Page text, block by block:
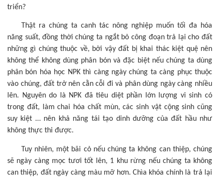
triển?
Thật ra chúng ta canh tác nông nghiệp muốn tối đa hóa
năng suất, đồng thời chúng ta ngắt bỏ công đoạn trả lại cho đất
những gì chúng thuộc về, bởi vậy đất bị khai thác kiệt quệ nên
không thể không dùng phân bón và đặc biệt nếu chúng ta dùng
phân bón hóa học NPK thì càng ngày chúng ta càng phục thuộc
vào chúng, đất trở nên cằn cỗi đi và phân dùng ngày càng nhiều
lên. Nguyên do là NPK đã tiêu diệt phần lớn lượng vi sinh có
trong đất, làm chai hóa chất mùn, các sinh vật cộng sinh cũng
suy kiệt … nên khả năng tái tạo dinh dưỡng của đất hầu như
không thực thi được.
Tuy nhiên, một bãi cỏ nếu chúng ta không can thiệp, chúng
sẽ ngày càng mọc tươi tốt lên, 1 khu rừng nếu chúng ta không
can thiệp, đất ngày càng màu mỡ hơn. Chìa khóa chính là trả lại